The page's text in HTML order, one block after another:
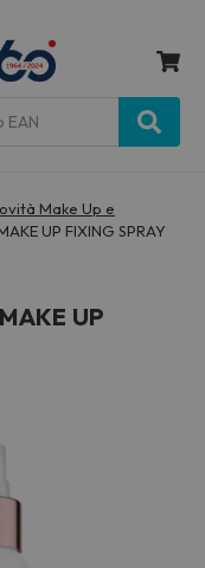
Make Up e
UP FIXING SPRAY
UP